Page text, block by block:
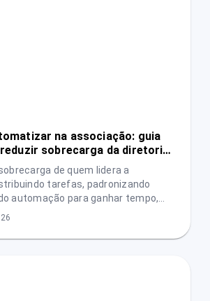
na associação: guia
sobrecarga da diretoria
de quem lidera a
tarefas, padronizando
automação para ganhar tempo,
transparência.